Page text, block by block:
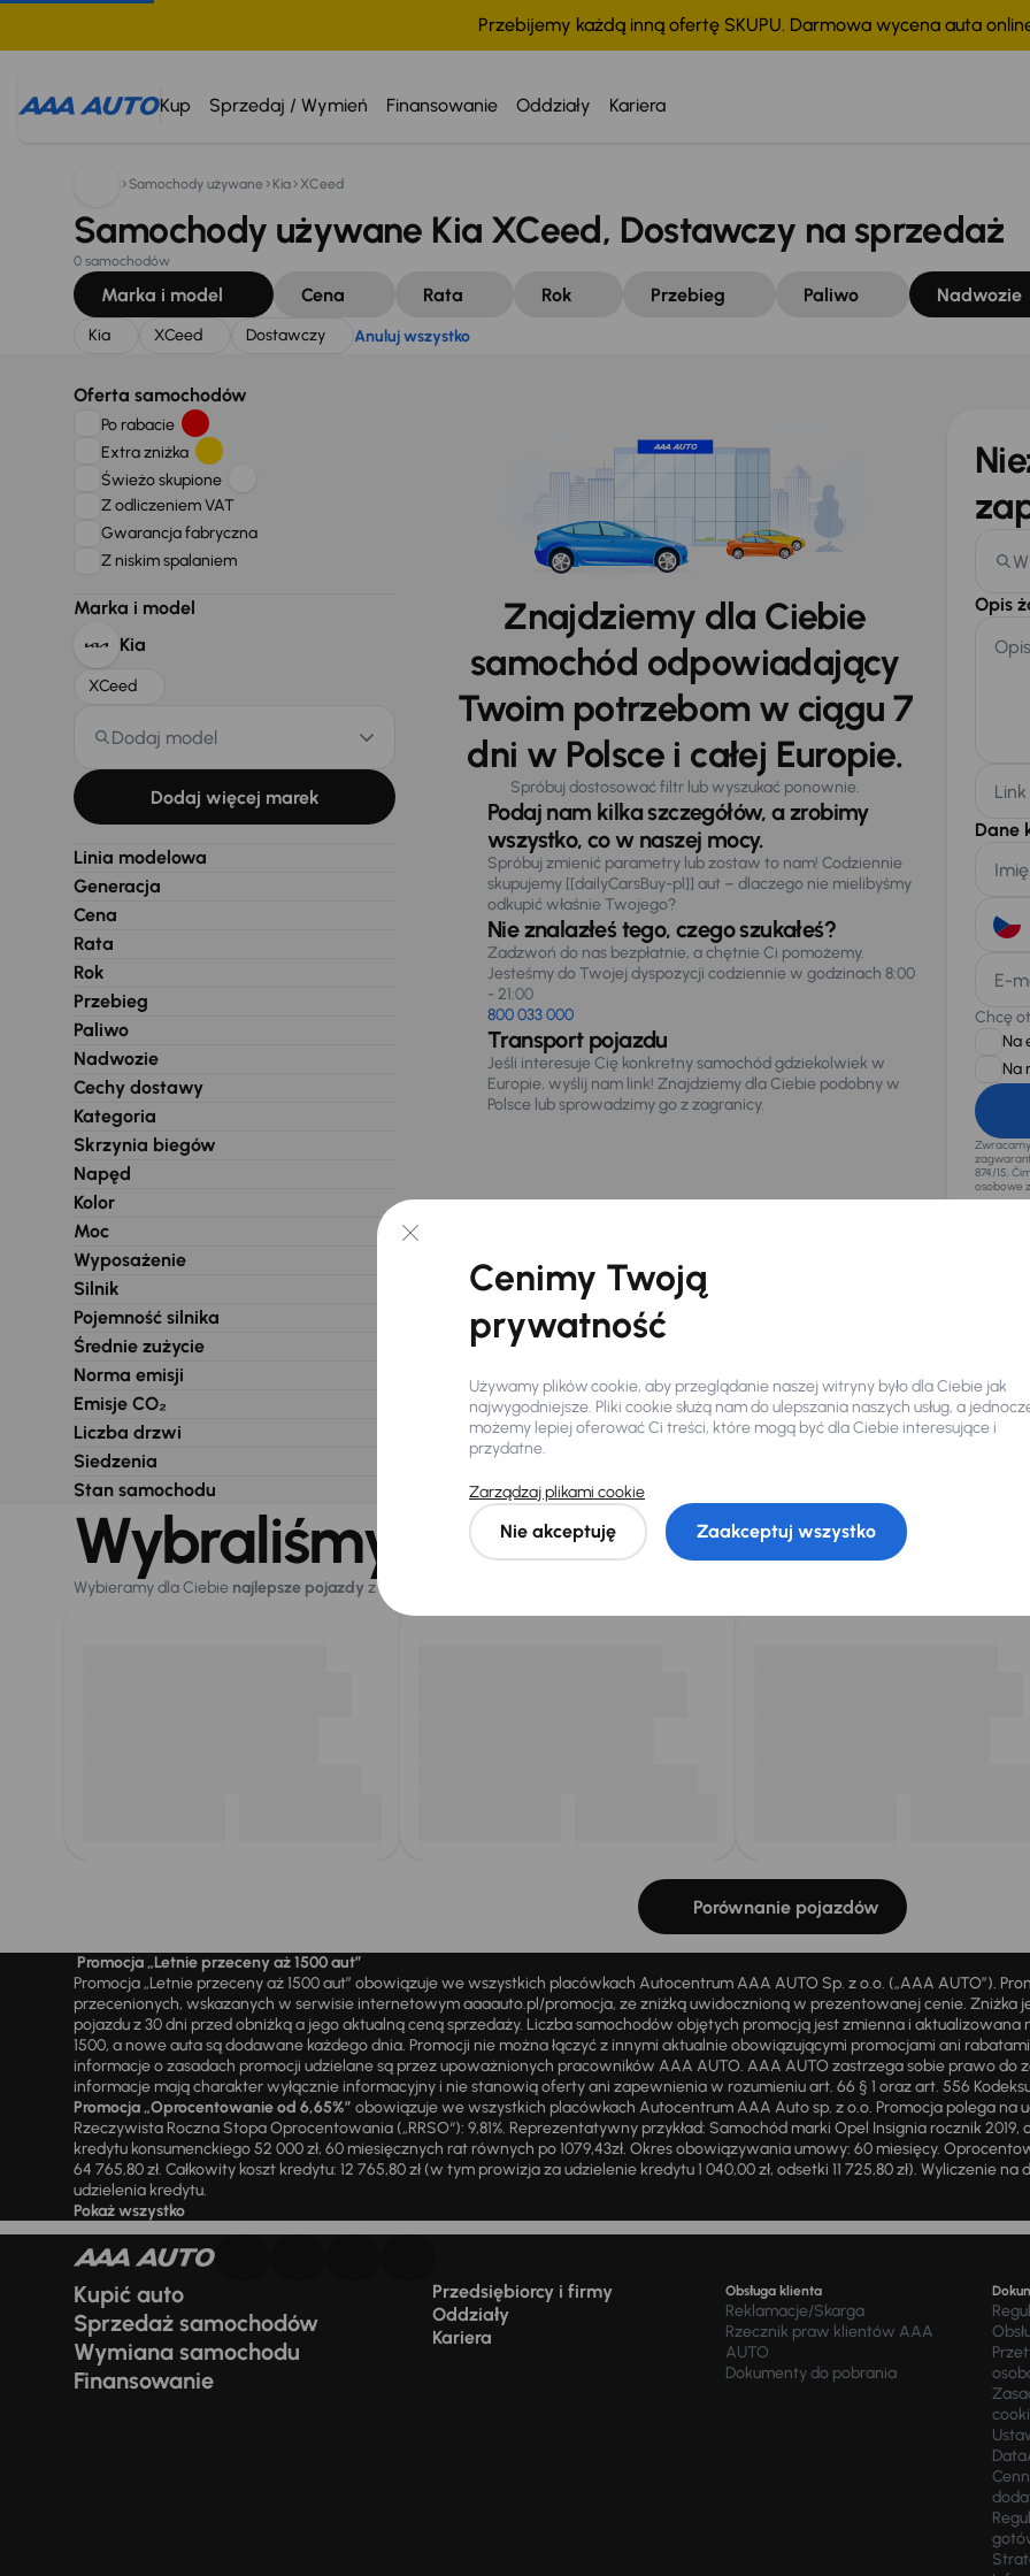
Przebijemy każdą inną ofertę SKUPU. Darmowa wycena auta
Kup Sprzedaj / Wymień Finansowanie Oddziały Kariera
Szukam: Anuluj wszystko
Samochody używane Kia XCeed
Samochody używane Kia XCeed, Dostawczy na sprzedaż
0 samochodów
Marka i model Cena Rata Rok Przebieg Paliwo Nadwozie
Kia XCeed Dostawczy Anuluj wszystko
Oferta samochodów
Po rabacie
Extra zniżka
Świeżo skupione
Z odliczeniem VAT
Gwarancja fabryczna
Z niskim spalaniem
Marka i model
Kia
XCeed
Dodaj model
Dodaj więcej marek
Linia modelowa
Generacja
Cena
Rata
Rok
Przebieg
Paliwo
Nadwozie
Cechy dostawy
Kategoria
Skrzynia biegów
Napęd
Kolor
Moc
Wyposażenie
Silnik
Pojemność silnika
Średnie zużycie
Norma emisji
Emisje CO₂
Liczba drzwi
Siedzenia
Stan samochodu
Znajdziemy dla Ciebie
samochód odpowiadający
Twoim potrzebom w ciągu 7
dni w Polsce i całej Europie.
Spróbuj dostosować filtr lub wyszukać ponownie.
Podaj nam kilka szczegółów, a zrobimy
wszystko, co w naszej mocy.
Spróbuj zmienić parametry lub zostaw to nam! Codziennie
skupujemy [[dailyCarsBuy-pl]] aut – dlaczego nie mielibyśmy
odkupić właśnie Twojego?
Nie znalazłeś tego, czego szukałeś?
Zadzwoń do nas bezpłatnie, a chętnie Ci pomożemy.
Jesteśmy do Twojej dyspozycji codziennie w godzinach 8:00
- 21:00
800 033 000
Transport pojazdu
Jeśli interesuje Cię konkretny samochód gdziekolwiek w
Europie, wyślij nam link! Znajdziemy dla Ciebie podobny w
Polsce lub sprowadzimy go z zagranicy.
Opis
Dane
E-
Chcę
Na
Na
874/15,
osobowe
Wybraliśmy dla Ciebie
Wybieramy dla Ciebie najlepsze pojazdy z naszej oferty. Kupimy dla Ciebie
Porównanie pojazdów
Promocja „Letnie przeceny aż 1500 aut”
Promocja „Letnie przeceny aż 1500 aut” obowiązuje we wszystkich placówkach Autocentrum AAA AUTO Sp. z o.o. („AAA AUTO”).
przecenionych, wskazanych w serwisie internetowym aaaauto.pl/promocja, ze zniżką uwidocznioną w prezentowanej cenie. Zniżka
pojazdu z 30 dni przed obniżką a jego aktualną ceną sprzedaży. Liczba samochodów objętych promocją jest zmienna i
1500, a nowe auta są dodawane każdego dnia. Promocji nie można łączyć z innymi aktualnie obowiązującymi promocjami ani
informacje o zasadach promocji udzielane są przez upoważnionych pracowników AAA AUTO. AAA AUTO zastrzega sobie prawo
informacje mają charakter wyłącznie informacyjny i nie stanowią oferty ani zapewnienia w rozumieniu art. 66 § 1 oraz art. 556
Promocja „Oprocentowanie od 6,65%” obowiązuje we wszystkich placówkach Autocentrum AAA Auto sp. z o.o. Promocja polega na
Rzeczywista Roczna Stopa Oprocentowania („RRSO“): 9,81%. Reprezentatywny przykład: Samochód marki Opel Insignia rocznik 2019,
kredytu konsumenckiego 52 000 zł, 60 miesięcznych rat równych po 1079,43zł. Okres obowiązywania umowy: 60 miesięcy.
64 765,80 zł. Całkowity koszt kredytu: 12 765,80 zł (w tym prowizja za udzielenie kredytu 1 040,00 zł, odsetki 11 725,80 zł). Wyliczenie
udzielenia kredytu.
Pokaż wszystko
Kupić auto
Sprzedaż samochodów
Wymiana samochodu
Finansowanie
Przedsiębiorcy i firmy
Oddziały
Kariera
Obsługa klienta
Reklamacje/Skarga
Rzecznik praw klientów AAA
AUTO
Dokumenty do pobrania
Cenimy Twoją
prywatność
Używamy plików cookie, aby przeglądanie naszej witryny było dla Ciebie jak
najwygodniejsze. Pliki cookie służą nam do ulepszania naszych usług, a
możemy lepiej oferować Ci treści, które mogą być dla Ciebie interesujące i
przydatne.
Zarządzaj plikami cookie
Nie akceptuję Zaakceptuj wszystko